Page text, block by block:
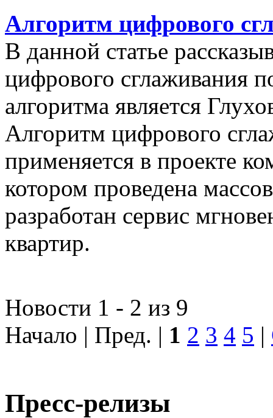
Алгоритм цифрового
В данной статье
цифрового сглаживания
алгоритма является
Алгоритм цифрового
применяется в проекте
котором проведена
разработан сервис
квартир.
Новости 1 - 2 из 9
Начало | Пред. | 1 2 3 4 5 |
Пресс-релизы